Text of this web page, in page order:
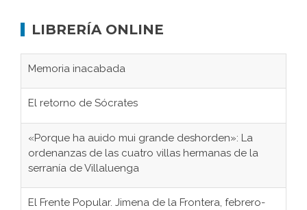
LIBRERÍA ONLINE
Memoria inacabada
El retorno de Sócrates
«Porque ha auido mui grande deshorden»: La
ordenanzas de las cuatro villas hermanas de la
serranía de Villaluenga
El Frente Popular. Jimena de la Frontera, febrero-